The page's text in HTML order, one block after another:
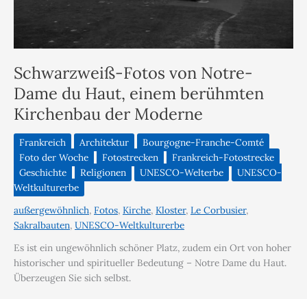
Schwarzweiß-Fotos von Notre-
Dame du Haut, einem berühmten
Kirchenbau der Moderne
Frankreich Architektur
Bourgogne-Franche-Comté
Foto der Woche
Fotostrecken
Frankreich-Fotostrecke
Geschichte
Religionen UNESCO-Welterbe
UNESCO-
Weltkulturerbe
außergewöhnlich, Fotos, Kirche, Kloster, Le Corbusier,
Sakralbauten, UNESCO-Weltkulturerbe
Es ist ein ungewöhnlich schöner Platz, zudem ein Ort von hoher
historischer und spiritueller Bedeutung – Notre Dame du Haut.
Überzeugen Sie sich selbst.